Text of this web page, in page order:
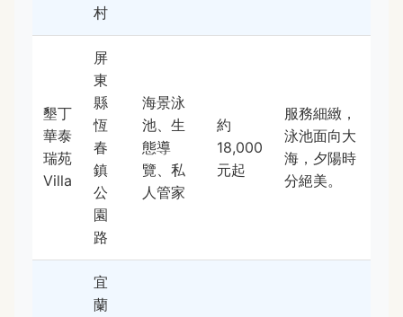
村
墾丁
華泰
瑞苑
Villa
屏
東
縣
恆
春
鎮
公
園
路
海景泳
池、生
態導
覽、私
人管家
約
18,000
元起
服務細緻，
泳池面向大
海，夕陽時
分絕美。
宜
蘭